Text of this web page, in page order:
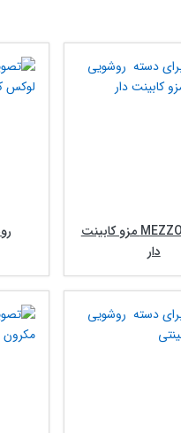
روشویی MEZZO مزو کابینت
دار